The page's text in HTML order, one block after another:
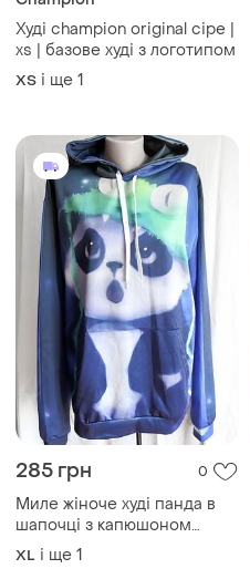
Худі champion original сіре |
xs | базове худі з логотипом
ХS і ще 1
285 грн 0
Миле жіноче худі панда в
шапочці з капюшоном
кишенею двосторонній
принт толстовка синє літнє
XL і ще 1